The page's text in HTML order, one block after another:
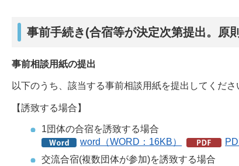
事前手続き(合宿等が決定次第提出。原
事前相談用紙の提出
以下のうち、該当する事前相談用紙を提出してくださ
【誘致する場合】
1団体の合宿を誘致する場合
word（WORD：16KB）
交流合宿(複数団体が参加)を誘致する場合